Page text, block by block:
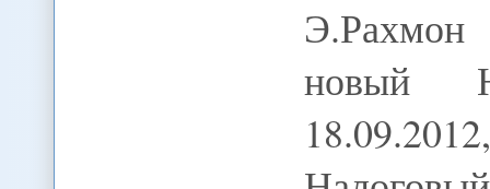
новый